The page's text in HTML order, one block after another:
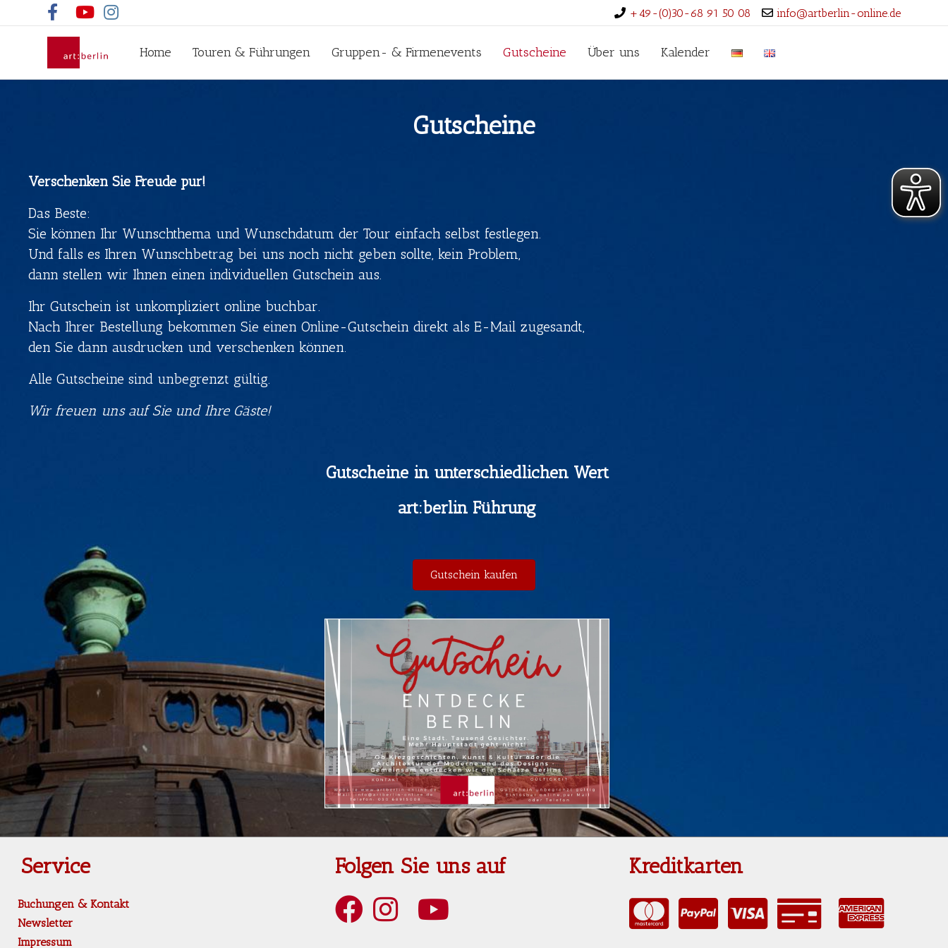
FacebookYoutubeInstagram +49-(0)30-68 91 50 08 info@artberlin-online.de
Home Touren & Führungen Gruppen- & Firmenevents Gutscheine Über uns Kalender
Gutscheine
Verschenken Sie Freude pur!
Das Beste:
Sie können Ihr Wunschthema und Wunschdatum der Tour einfach selbst festlegen.
Und falls es Ihren Wunschbetrag bei uns noch nicht geben sollte, kein Problem,
dann stellen wir Ihnen einen individuellen Gutschein aus.
Ihr Gutschein ist unkompliziert online buchbar.
Nach Ihrer Bestellung bekommen Sie einen Online-Gutschein direkt als E-Mail zugesandt,
den Sie dann ausdrucken und verschenken können.
Alle Gutscheine sind unbegrenzt gültig.
Wir freuen uns auf Sie und Ihre Gäste!
Gutscheine in unterschiedlichen Wert
art:berlin Führung
Gutschein kaufen
Service
Buchungen & Kontakt
Newsletter
Impressum
Folgen Sie uns auf
Art Berlin Facebook
Art Berlin Instagram
Art Berlin Tripadvisior
Art Berlin YouTube
Kreditkarten
MasterCardPayPal VISA Rechnung